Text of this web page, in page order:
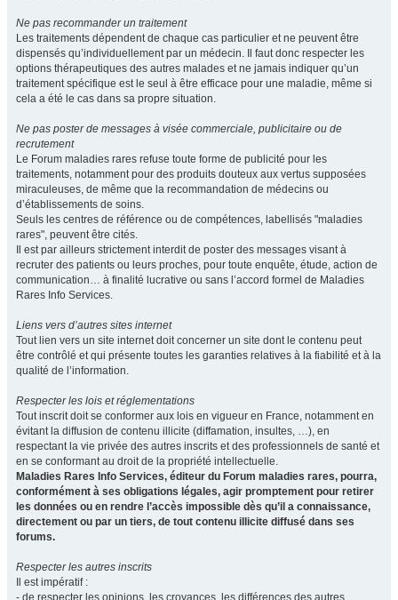
Ne pas recommander un traitement
Les traitements dépendent de chaque cas particulier et ne peuvent être
dispensés qu’individuellement par un médecin. Il faut donc respecter les
options thérapeutiques des autres malades et ne jamais indiquer qu’un
traitement spécifique est le seul à être efficace pour une maladie, même si
cela a été le cas dans sa propre situation.
Ne pas poster de messages à visée commerciale, publicitaire ou de
recrutement
Le Forum maladies rares refuse toute forme de publicité pour les
traitements, notamment pour des produits douteux aux vertus supposées
miraculeuses, de même que la recommandation de médecins ou
d’établissements de soins.
Seuls les centres de référence ou de compétences, labellisés "maladies
rares", peuvent être cités.
Il est par ailleurs strictement interdit de poster des messages visant à
recruter des patients ou leurs proches, pour toute enquête, étude, action de
communication… à finalité lucrative ou sans l’accord formel de Maladies
Rares Info Services.
Liens vers d’autres sites internet
Tout lien vers un site internet doit concerner un site dont le contenu peut
être contrôlé et qui présente toutes les garanties relatives à la fiabilité et à la
qualité de l’information.
Respecter les lois et réglementations
Tout inscrit doit se conformer aux lois en vigueur en France, notamment en
évitant la diffusion de contenu illicite (diffamation, insultes, …), en
respectant la vie privée des autres inscrits et des professionnels de santé et
en se conformant au droit de la propriété intellectuelle.
Maladies Rares Info Services, éditeur du Forum maladies rares, pourra,
conformément à ses obligations légales, agir promptement pour retirer
les données ou en rendre l’accès impossible dès qu’il a connaissance,
directement ou par un tiers, de tout contenu illicite diffusé dans ses
forums.
Respecter les autres inscrits
Il est impératif :
- de respecter les opinions, les croyances, les différences des autres